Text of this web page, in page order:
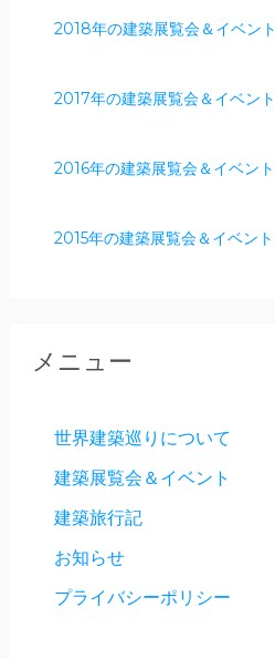
2018年の建築展覧会＆イベント
2017年の建築展覧会＆イベント
2016年の建築展覧会＆イベント
2015年の建築展覧会＆イベント
メニュー
世界建築巡りについて
建築展覧会＆イベント
建築旅行記
お知らせ
プライバシーポリシー